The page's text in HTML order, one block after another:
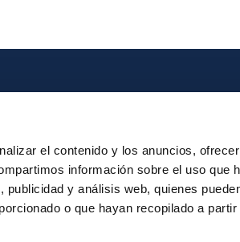
el contenido y los anuncios,
información sobre el uso que
y análisis web, quienes
o que hayan recopilado a partir
Annual Reports
Instant Credit
RTP